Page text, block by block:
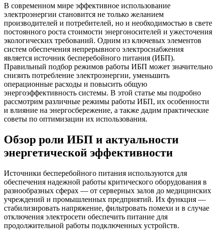
В современном мире эффективное использование
электроэнергии становится не только желанием
производителей и потребителей, но и необходимостью в свете
постоянного роста стоимости энергоносителей и ужесточения
экологических требований. Одним из ключевых элементов
систем обеспечения непрерывного электроснабжения
является источник бесперебойного питания (ИБП).
Правильный подбор режимов работы ИБП может значительно
снизить потребление электроэнергии, уменьшить
операционные расходы и повысить общую
энергоэффективность системы. В этой статье мы подробно
рассмотрим различные режимы работы ИБП, их особенности
и влияние на энергосбережение, а также дадим практические
советы по оптимизации их использования.
Обзор роли ИБП и актуальности
энергетической эффективности
Источники бесперебойного питания используются для
обеспечения надежной работы критического оборудования в
разнообразных сферах — от серверных залов до медицинских
учреждений и промышленных предприятий. Их функция —
стабилизировать напряжение, фильтровать помехи и в случае
отключения электросети обеспечить питание для
продолжительной работы подключенных устройств.